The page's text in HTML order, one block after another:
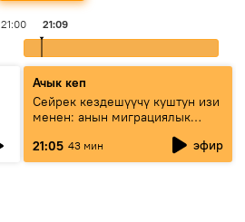
21:00 21:09
Ачык кеп
Сейрек кездешүүчү куштун изи
менен: анын миграциялык
жолу эмнеден кабар берет?
21:05 43 мин эфир